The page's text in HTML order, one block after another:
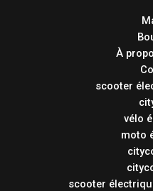
À
scooter
vélo
moto
scooter